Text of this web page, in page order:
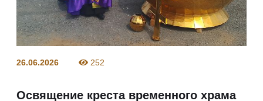
26.06.2026 252
Освящение креста временного храма